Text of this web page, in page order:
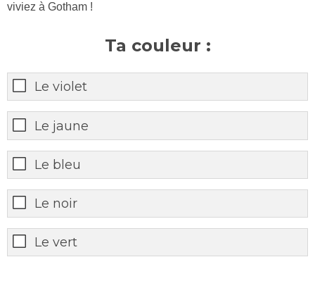
viviez à Gotham !
Ta couleur :
Le violet
Le jaune
Le bleu
Le noir
Le vert